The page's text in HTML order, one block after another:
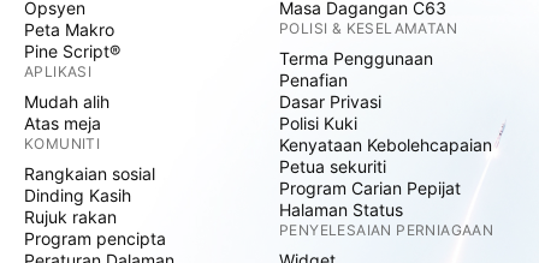
Opsyen
Peta Makro
Pine Script®
APLIKASI
Mudah alih
Atas meja
KOMUNITI
Rangkaian sosial
Dinding Kasih
Rujuk rakan
Program pencipta
Masa Dagangan C63
POLISI & KESELAMATAN
Terma Penggunaan
Penafian
Dasar Privasi
Polisi Kuki
Kenyataan Kebolehcapaian
Petua sekuriti
Program Carian Pepijat
Halaman Status
PENYELESAIAN PERNIAGAAN